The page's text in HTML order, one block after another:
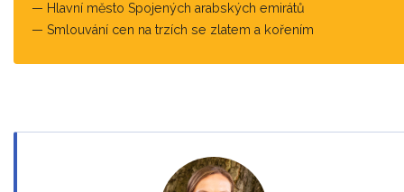
Hlavní město Spojených arabských emirátů
Smlouvání cen na trzích se zlatem a kořením